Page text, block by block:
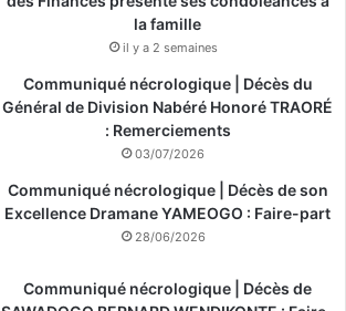
la famille
il y a 2 semaines
Communiqué nécrologique | Décès du
Général de Division Nabéré Honoré TRAORÉ
: Remerciements
03/07/2026
Communiqué nécrologique | Décès de son
Excellence Dramane YAMEOGO : Faire-part
28/06/2026
Communiqué nécrologique | Décès de